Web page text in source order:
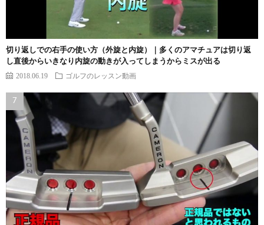
切り返しでの右手の使い方（外旋と内旋）｜多くのアマチュアは切り返
し直後からいきなり内旋の動きが入ってしまうからミスが出る
2018.06.19 ゴルフのレッスン動画